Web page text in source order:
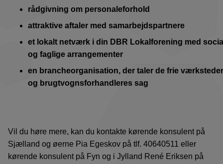
rådgivning om personaleforhold
attraktive aftaler med samarbejdspartnere
et lokalt netværk i din DBR Lokalforening med
og faglige arrangementer
en brancheorganisation, der taler de frie
og brugtvognsforhandleres sag
Vil du høre mere, kan du kontakte kørende konsulent på
Sjælland og øerne Pia Egeskov på tlf. 40640511 eller
kørende konsulent på Fyn og i Jylland René Eriksen på